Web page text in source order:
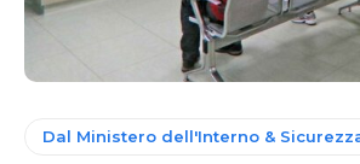
Dal Ministero dell'Interno &